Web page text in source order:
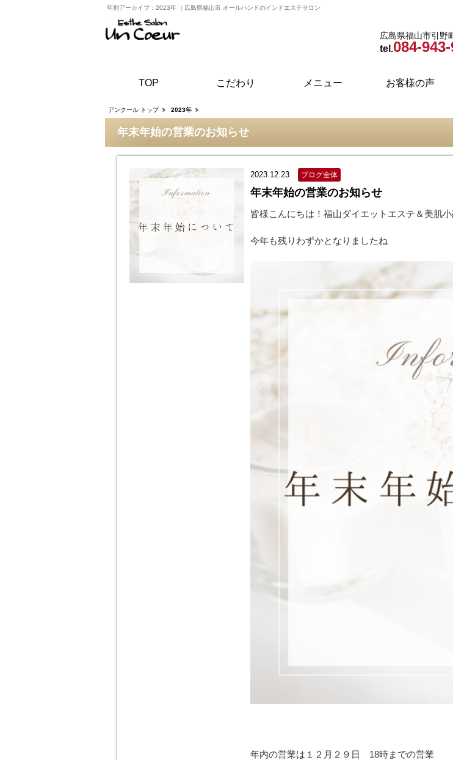
年別アーカイブ：2023年 ｜ 広島県福山市 オールハンドのインドエステサロン
広島県福山市引野
tel.084-
TOP こだわり メニュー お客様の声
アンクール トップ 2023年
年末年始の営業のお知らせ
2023.12.23 ブログ全体
年末年始の営業のお知らせ
皆様こんにちは！福山ダイエットエステ＆美肌
今年も残りわずかとなりましたね
年内の営業は１２月２９日 18時までの営業